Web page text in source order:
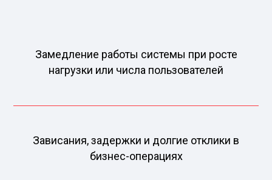
Замедление работы системы при росте
нагрузки или числа пользователей
Зависания, задержки и долгие отклики в
бизнес-операциях